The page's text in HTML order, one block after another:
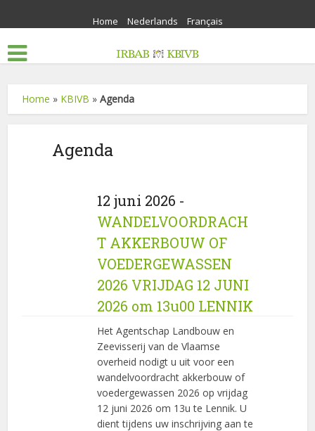
Home Nederlands Français
Home » KBIVB »Agenda
Agenda
12 juni 2026 -
WANDELVOORDRACH
T AKKERBOUW OF
VOEDERGEWASSEN
2026 VRIJDAG 12 JUNI
2026 om 13u00 LENNIK
Het Agentschap Landbouw en
Zeevisserij van de Vlaamse
overheid nodigt u uit voor een
wandelvoordracht akkerbouw of
voedergewassen 2026 op vrijdag
12 juni 2026 om 13u te Lennik. U
dient tijdens uw inschrijving aan te